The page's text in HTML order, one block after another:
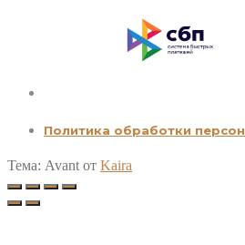
Политика обработки
Тема: Avant от Kaira